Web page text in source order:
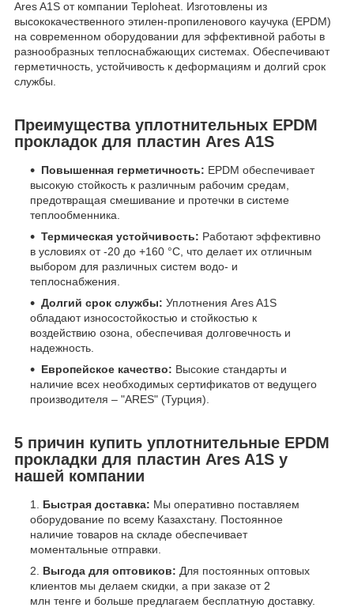
Ares A1S от компании Teploheat. Изготовлены из
высококачественного этилен-пропиленового каучука (EPDM)
на современном оборудовании для эффективной работы в
разнообразных теплоснабжающих системах. Обеспечивают
герметичность, устойчивость к деформациям и долгий срок
службы.
Преимущества уплотнительных EPDM
прокладок для пластин Ares A1S
Повышенная герметичность: EPDM обеспечивает
высокую стойкость к различным рабочим средам,
предотвращая смешивание и протечки в системе
теплообменника.
Термическая устойчивость: Работают эффективно
в условиях от -20 до +160 °C, что делает их отличным
выбором для различных систем водо- и
теплоснабжения.
Долгий срок службы: Уплотнения Ares A1S
обладают износостойкостью и стойкостью к
воздействию озона, обеспечивая долговечность и
надежность.
Европейское качество: Высокие стандарты и
наличие всех необходимых сертификатов от ведущего
производителя – "ARES" (Турция).
5 причин купить уплотнительные EPDM
прокладки для пластин Ares A1S у
нашей компании
Быстрая доставка: Мы оперативно поставляем
оборудование по всему Казахстану. Постоянное
наличие товаров на складе обеспечивает
моментальные отправки.
Выгода для оптовиков: Для постоянных оптовых
клиентов мы делаем скидки, а при заказе от 2
млн тенге и больше предлагаем бесплатную доставку.